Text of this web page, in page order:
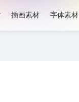
插画素材 字体素材